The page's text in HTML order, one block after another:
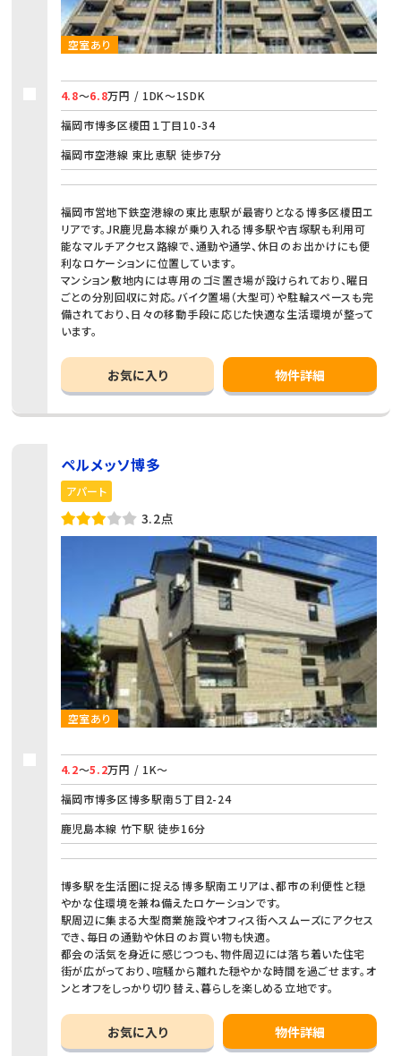
空室あり
4.8～6.8万円 / 1DK～1SDK
福岡市博多区榎田１丁目10-34
福岡市空港線 東比恵駅 徒歩7分
福岡市営地下鉄空港線の東比恵駅が最寄りとなる博多区榎田エ
リアです。JR鹿児島本線が乗り入れる博多駅や吉塚駅も利用可
能なマルチアクセス路線で、通勤や通学、休日のお出かけにも便
利なロケーションに位置しています。
マンション敷地内には専用のゴミ置き場が設けられており、曜日
ごとの分別回収に対応。バイク置場（大型可）や駐輪スペースも完
備されており、日々の移動手段に応じた快適な生活環境が整って
います。
お気に入り 物件詳細
ペルメッソ博多
アパート
3.2点
空室あり
4.2～5.2万円 / 1K～
福岡市博多区博多駅南５丁目2-24
鹿児島本線 竹下駅 徒歩16分
博多駅を生活圏に捉える博多駅南エリアは、都市の利便性と穏
やかな住環境を兼ね備えたロケーションです。
駅周辺に集まる大型商業施設やオフィス街へスムーズにアクセス
でき、毎日の通勤や休日のお買い物も快適。
都会の活気を身近に感じつつも、物件周辺には落ち着いた住宅
街が広がっており、喧騒から離れた穏やかな時間を過ごせます。オ
ンとオフをしっかり切り替え、暮らしを楽しめる立地です。
お気に入り 物件詳細